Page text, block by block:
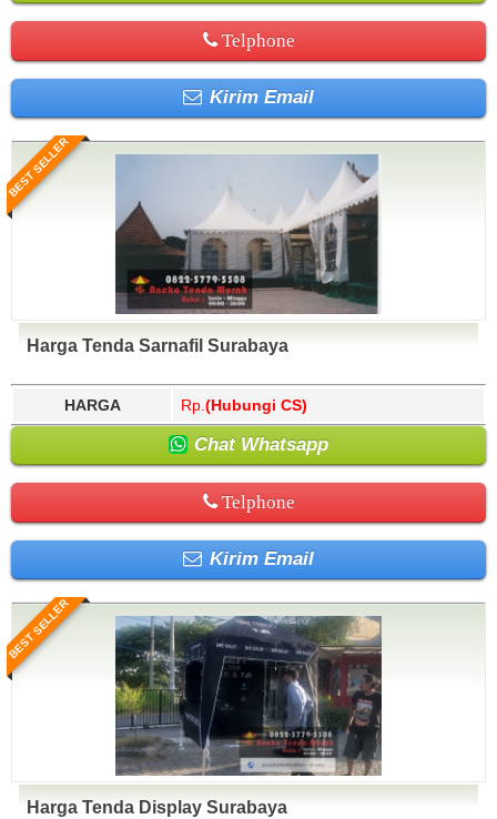
Telphone
Kirim Email
BEST SELLER
Harga Tenda Sarnafil Surabaya
HARGA Rp. (Hubungi CS)
Chat Whatsapp
Telphone
Kirim Email
BEST SELLER
Harga Tenda Display Surabaya